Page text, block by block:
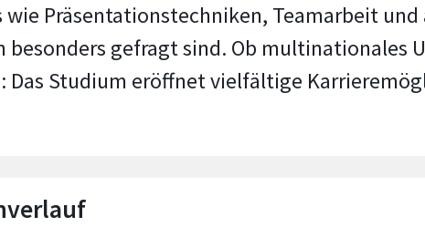
wie Präsentationstechniken, Teamarbeit
besonders gefragt sind. Ob
Das Studium eröffnet vielfältige